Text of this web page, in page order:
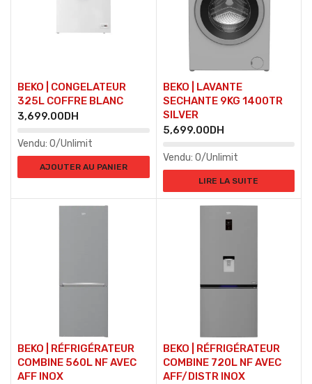
BEKO | CONGELATEUR
325L COFFRE BLANC
3,699.00DH
Vendu: 0/Unlimit
AJOUTER AU PANIER
BEKO | LAVANTE
SECHANTE 9KG 1400TR
SILVER
5,699.00DH
Vendu: 0/Unlimit
LIRE LA SUITE
BEKO | RÉFRIGÉRATEUR
COMBINE 560L NF AVEC
AFF INOX
BEKO | RÉFRIGÉRATEUR
COMBINE 720L NF AVEC
AFF/DISTR INOX